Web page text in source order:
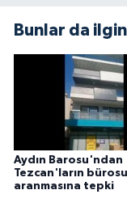
Bunlar da
Aydın Barosu'ndan
Tezcan'ların
aranmasına tepki